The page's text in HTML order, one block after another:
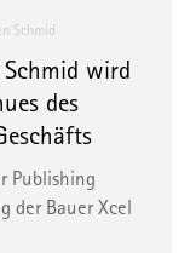
Schmid
wird
des
Publishing
der Bauer Xcel